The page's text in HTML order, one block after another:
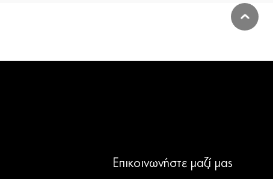
Επικοινωνήστε μαζί μας